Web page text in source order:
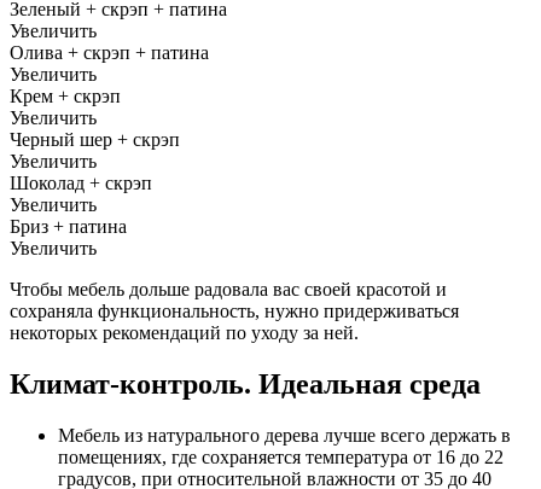
Зеленый + скрэп + патина
Увеличить
Олива + скрэп + патина
Увеличить
Крем + скрэп
Увеличить
Черный шер + скрэп
Увеличить
Шоколад + скрэп
Увеличить
Бриз + патина
Увеличить
Чтобы мебель дольше радовала вас своей красотой и
сохраняла функциональность, нужно придерживаться
некоторых рекомендаций по уходу за ней.
Климат-контроль. Идеальная среда
Мебель из натурального дерева лучше всего держать в
помещениях, где сохраняется температура от 16 до 22
градусов, при относительной влажности от 35 до 40